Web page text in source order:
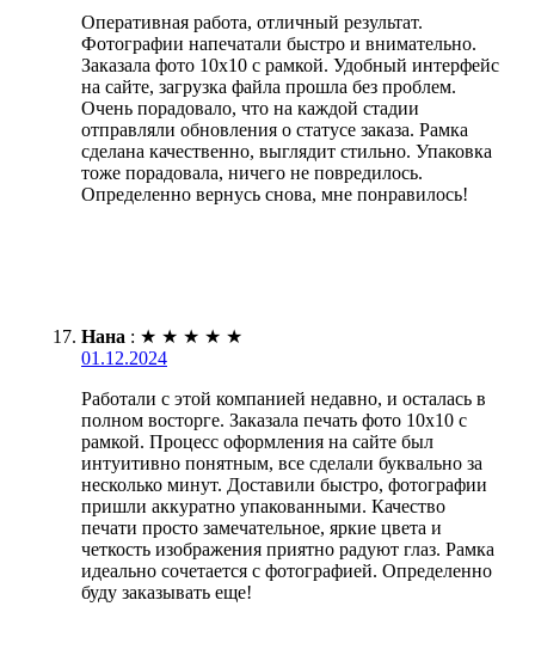
Оперативная работа, отличный результат.
Фотографии напечатали быстро и внимательно.
Заказала фото 10х10 с рамкой. Удобный интерфейс
на сайте, загрузка файла прошла без проблем.
Очень порадовало, что на каждой стадии
отправляли обновления о статусе заказа. Рамка
сделана качественно, выглядит стильно. Упаковка
тоже порадовала, ничего не повредилось.
Определенно вернусь снова, мне понравилось!
Нана : ★ ★ ★ ★ ★
01.12.2024
Работали с этой компанией недавно, и осталась в
полном восторге. Заказала печать фото 10х10 с
рамкой. Процесс оформления на сайте был
интуитивно понятным, все сделали буквально за
несколько минут. Доставили быстро, фотографии
пришли аккуратно упакованными. Качество
печати просто замечательное, яркие цвета и
четкость изображения приятно радуют глаз. Рамка
идеально сочетается с фотографией. Определенно
буду заказывать еще!